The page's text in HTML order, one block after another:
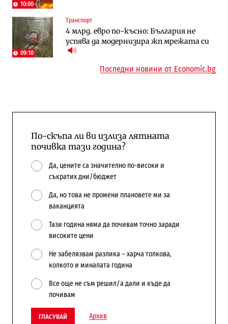
10:00
09:10
Транспорт
4 млрд. евро по-късно: България не
успява да модернизира жп мрежата си
АЕЦ „Козлодуй“ ще работи само още
няколко седмици, ако сушата продължи
Лекарствата за редки болести
попадат в капан на обществените
поръчки?
Последни новини от Economic.bg
По-скъпа ли ви излиза лятната
почивка тази година?
Да, цените са значително по-високи и
съкратих дни/бюджет
Да, но това не промени плановете ми за
ваканцията
Тази година няма да почивам точно заради
високите цени
Не забелязвам разлика – харча толкова,
колкото и миналата година
Все още не съм решил/а дали и къде да
почивам
ГЛАСУВАЙ Архив